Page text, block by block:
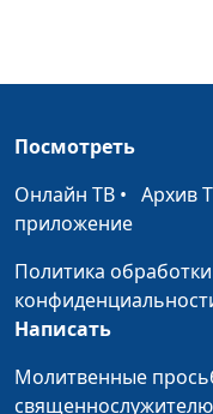
Я нуждаюсь в Тебе,
мой Спаситель
В дом мой вошла
радость
Молитва
Прости меня, Боже
Посмотреть
Онлайн ТВ • Архив
приложение
Политика
Написать
Молитвенные
священнослужителю